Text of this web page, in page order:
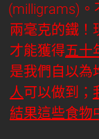
(milligrams)。
兩毫克的鐵！
才能獲得五十
是我們自以為
人可以做到；
結果這些食物